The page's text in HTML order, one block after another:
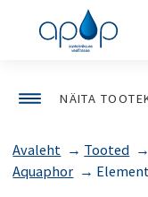
NÄITA
Avaleht → Tooted
Aquaphor →